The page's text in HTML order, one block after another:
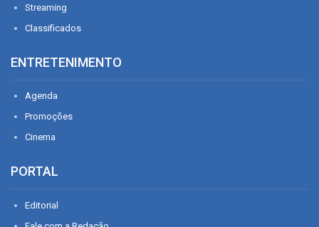
Streaming
Classificados
ENTRETENIMENTO
Agenda
Promoções
Cinema
PORTAL
Editorial